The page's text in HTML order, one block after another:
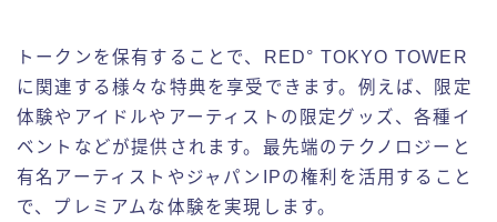
トークンを保有することで、RED° TOKYO TOWER
に関連する様々な特典を享受できます。例えば、限定
体験やアイドルやアーティストの限定グッズ、各種イ
ベントなどが提供されます。最先端のテクノロジーと
有名アーティストやジャパンIPの権利を活用すること
で、プレミアムな体験を実現します。